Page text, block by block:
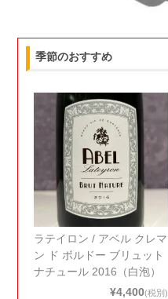
季節のおすすめ
ラテイロン / アベル クレマ
ン ド ボルドー ブリュット
ナチュール 2016（白泡）
¥4,400(税別)